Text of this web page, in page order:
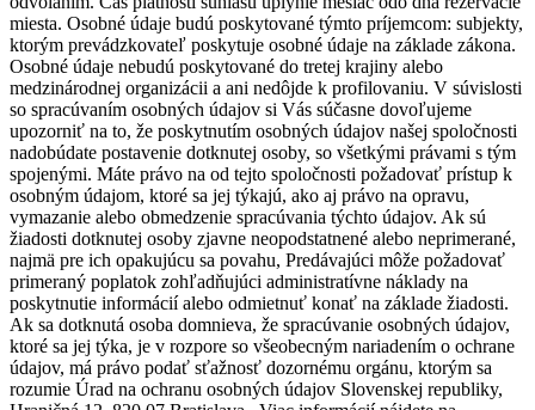
miesta. Osobné údaje budú poskytované týmto príjemcom: subjekty,
ktorým prevádzkovateľ poskytuje osobné údaje na základe zákona.
Osobné údaje nebudú poskytované do tretej krajiny alebo
medzinárodnej organizácii a ani nedôjde k profilovaniu. V súvislosti
so spracúvaním osobných údajov si Vás súčasne dovoľujeme
upozorniť na to, že poskytnutím osobných údajov našej spoločnosti
nadobúdate postavenie dotknutej osoby, so všetkými právami s tým
spojenými. Máte právo na od tejto spoločnosti požadovať prístup k
osobným údajom, ktoré sa jej týkajú, ako aj právo na opravu,
vymazanie alebo obmedzenie spracúvania týchto údajov. Ak sú
žiadosti dotknutej osoby zjavne neopodstatnené alebo neprimerané,
najmä pre ich opakujúcu sa povahu, Predávajúci môže požadovať
primeraný poplatok zohľadňujúci administratívne náklady na
poskytnutie informácií alebo odmietnuť konať na základe žiadosti.
Ak sa dotknutá osoba domnieva, že spracúvanie osobných údajov,
ktoré sa jej týka, je v rozpore so všeobecným nariadením o ochrane
údajov, má právo podať sťažnosť dozornému orgánu, ktorým sa
rozumie Úrad na ochranu osobných údajov Slovenskej republiky,